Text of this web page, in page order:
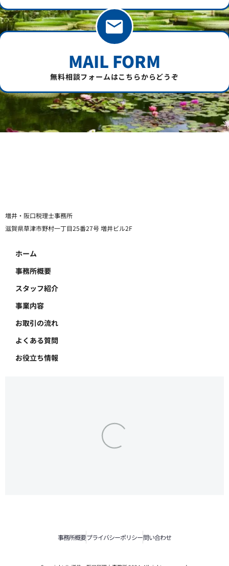
MAIL FORM
無料相談フォームはこちらからどうぞ
増井・阪口税理士事務所
滋賀県草津市野村一丁目25番27号 増井ビル2F
ホーム
事務所概要
スタッフ紹介
事業内容
お取引の流れ
よくある質問
お役立ち情報
事務所概要プライバシーポリシー問い合わせ